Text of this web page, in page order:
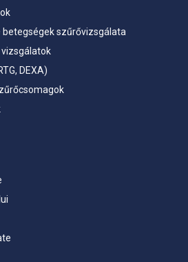
szűrővizsgálata
DEXA)